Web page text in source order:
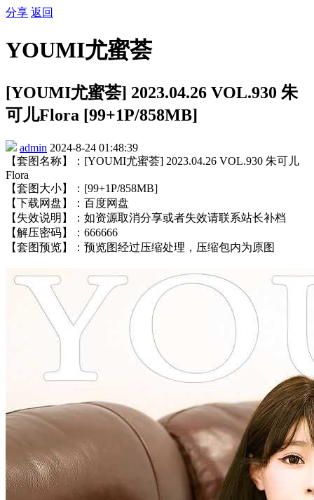
分享 返回
YOUMI尤蜜荟
[YOUMI尤蜜荟] 2023.04.26 VOL.930 朱
可儿Flora [99+1P/858MB]
admin 2024-8-24 01:48:39
【套图名称】：[YOUMI尤蜜荟] 2023.04.26 VOL.930 朱可儿
Flora
【套图大小】：[99+1P/858MB]
【下载网盘】：百度网盘
【失效说明】：如资源取消分享或者失效请联系站长补档
【解压密码】：666666
【套图预览】：预览图经过压缩处理，压缩包内为原图